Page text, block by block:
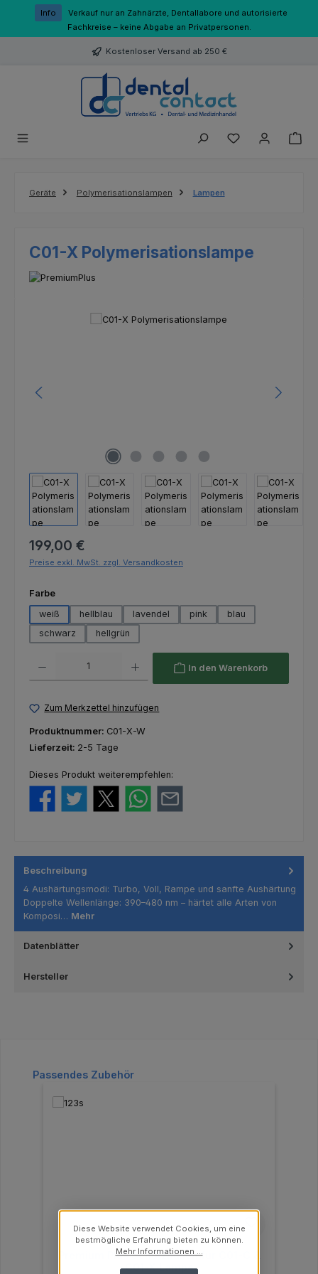
Zum Hauptinhalt springen
Info
Verkauf nur an Zahnärzte, Dentallabore und autorisierte
Fachkreise – keine Abgabe an Privatpersonen.
Kostenloser Versand ab 250 €
Du hast 0
Geräte Polymerisationslampen Lampen
C01-X Polymerisationslampe
Bildergalerie überspringen
Regulärer Preis:
199,00 €
Preise exkl. MwSt. zzgl. Versandkosten
Farbeauswählen
weiß
hellblau lavendel pink
blau
schwarz
hellgrün
In den Warenkorb
Zum Merkzettel hinzufügen
Produktnummer: C01-X-W
Lieferzeit: 2-5 Tage
Dieses Produkt weiterempfehlen:
Beschreibung
4 Aushärtungsmodi: Turbo, Voll, Rampe und sanfte Aushärtung
Doppelte Wellenlänge: 390–480 nm – härtet alle Arten von
Komposi… Mehr
Datenblätter
Hersteller
Produktgalerie überspringen
Passendes Zubehör
Premium Plus Schutzhüllen für C01-C &
C01-X Lampe
Diese Website verwendet Cookies, um eine
bestmögliche Erfahrung bieten zu können.
Mehr Informationen ...